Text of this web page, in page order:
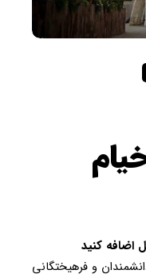
اضافه کنید
و فرهیختگانی